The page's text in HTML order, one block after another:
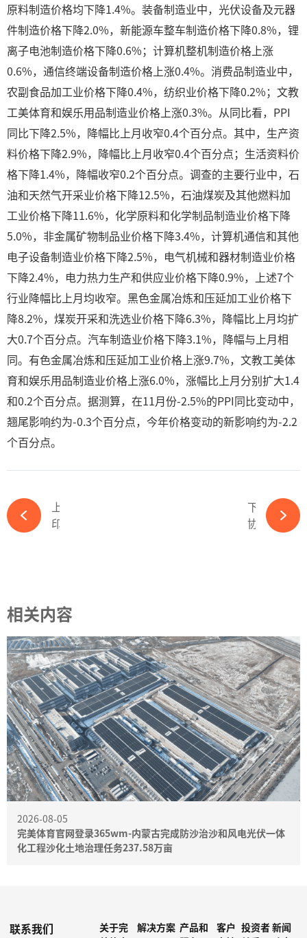
原料制造价格均下降1.4%。装备制造业中，光伏设备及元器
件制造价格下降2.0%，新能源车整车制造价格下降0.8%，锂
离子电池制造价格下降0.6%；计算机整机制造价格上涨
0.6%，通信终端设备制造价格上涨0.4%。消费品制造业中，
农副食品加工业价格下降0.4%，纺织业价格下降0.2%；文教
工美体育和娱乐用品制造业价格上涨0.3%。从同比看，PPI
同比下降2.5%，降幅比上月收窄0.4个百分点。其中，生产资
料价格下降2.9%，降幅比上月收窄0.4个百分点；生活资料价
格下降1.4%，降幅收窄0.2个百分点。调查的主要行业中，石
油和天然气开采业价格下降12.5%，石油煤炭及其他燃料加
工业价格下降11.6%，化学原料和化学制品制造业价格下降
5.0%，非金属矿物制品业价格下降3.4%，计算机通信和其他
电子设备制造业价格下降2.5%，电气机械和器材制造业价格
下降2.4%，电力热力生产和供应业价格下降0.9%，上述7个
行业降幅比上月均收窄。黑色金属冶炼和压延加工业价格下
降8.2%，煤炭开采和洗选业价格下降6.3%，降幅比上月均扩
大0.7个百分点。汽车制造业价格下降3.1%，降幅与上月相
同。有色金属冶炼和压延加工业价格上涨9.7%，文教工美体
育和娱乐用品制造业价格上涨6.0%，涨幅比上月分别扩大1.4
和0.2个百分点。据测算，在11月份-2.5%的PPI同比变动中，
翘尾影响约为-0.3个百分点，今年价格变动的新影响约为-2.2
个百分点。
下一篇
协鑫光电完成5亿元C1轮融资-完美体育官网登录365wm
相关内容
2026-08-05
完美体育官网登录365wm-内蒙古完成防沙治沙和风电光伏一体
化工程沙化土地治理任务237.58万亩
联系我们
关于完
解决方案 产品和
客户 投资者新闻